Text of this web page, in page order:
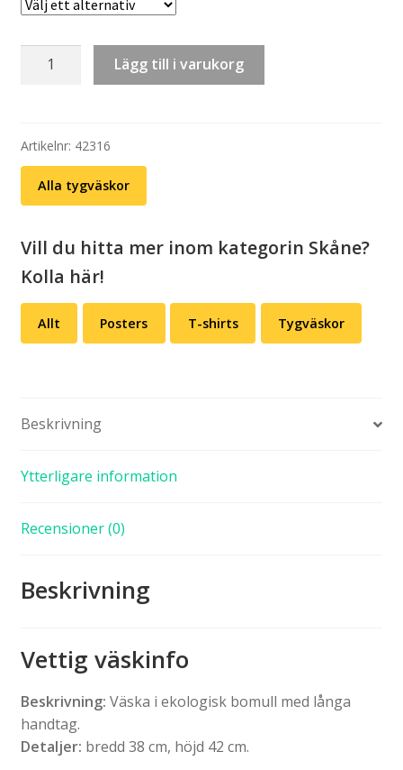
Tygväska:
Lägg till i varukorg
Artikelnr: 42316
Alla tygväskor
Vill du hitta mer inom kategorin Skåne?
Kolla här!
Allt Posters T-shirts Tygväskor
Beskrivning
Ytterligare information
Recensioner (0)
Beskrivning
Vettig väskinfo
Beskrivning: Väska i ekologisk bomull med långa
handtag.
Detaljer: bredd 38 cm, höjd 42 cm.